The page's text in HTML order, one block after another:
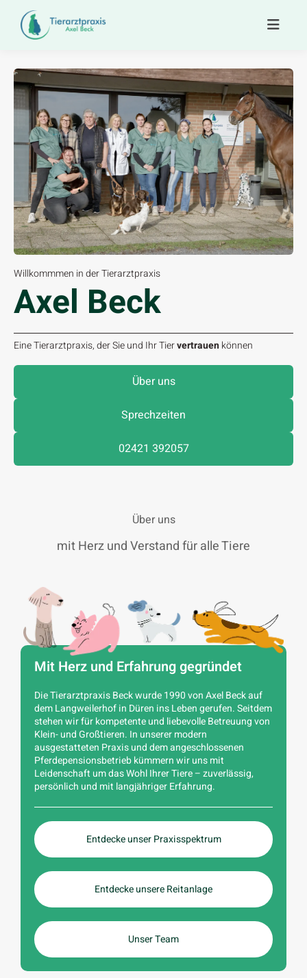
Willkommmen in der Tierarztpraxis
Axel Beck
Eine Tierarztpraxis, der Sie und Ihr Tiervertrauenkönnen
Über uns
Sprechzeiten
02421 392057
Über uns
mit Herz und Verstand für alle Tiere
Mit Herz und Erfahrung gegründet
Die Tierarztpraxis Beck wurde 1990 von Axel Beck auf
dem Langweilerhof in Düren ins Leben gerufen. Seitdem
stehen wir für kompetente und liebevolle Betreuung von
Klein- und Großtieren. In unserer modern
ausgestatteten Praxis und dem angeschlossenen
Pferdepensionsbetrieb kümmern wir uns mit
Leidenschaft um das Wohl Ihrer Tiere – zuverlässig,
persönlich und mit langjähriger Erfahrung.
Entdecke unser Praxisspektrum
Entdecke unsere Reitanlage
Unser Team